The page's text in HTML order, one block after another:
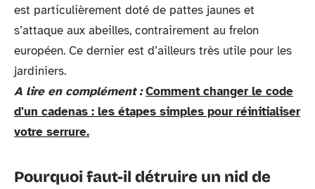
est particulièrement doté de pattes jaunes et
s’attaque aux abeilles, contrairement au frelon
européen. Ce dernier est d’ailleurs très utile pour les
jardiniers.
A lire en complément : Comment changer le code
d'un cadenas : les étapes simples pour réinitialiser
votre serrure.
Pourquoi faut-il détruire un nid de